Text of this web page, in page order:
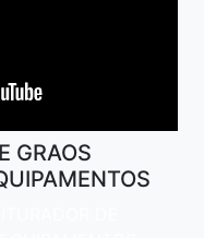
GRAOS